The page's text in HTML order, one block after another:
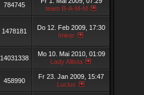
784745
team B-A-M-M
1478181
Do 12. Feb 2009, 17:30
Imker
14031338
Mo 10. Mai 2010, 01:09
Lady Allista
458990
Fr 23. Jan 2009, 15:47
Lucius